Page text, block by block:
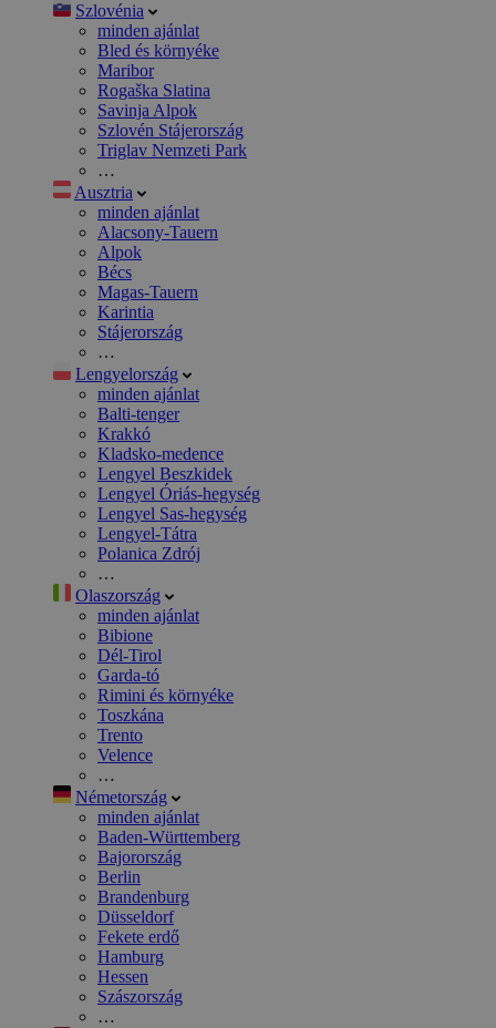
Szlovénia
minden ajánlat
Bled és környéke
Maribor
Rogaška Slatina
Savinja Alpok
Szlovén Stájerország
Triglav Nemzeti Park
…
Ausztria
minden ajánlat
Alacsony-Tauern
Alpok
Bécs
Magas-Tauern
Karintia
Stájerország
…
Lengyelország
minden ajánlat
Balti-tenger
Krakkó
Kladsko-medence
Lengyel Beszkidek
Lengyel Óriás-hegység
Lengyel Sas-hegység
Lengyel-Tátra
Polanica Zdrój
…
Olaszország
minden ajánlat
Bibione
Dél-Tirol
Garda-tó
Rimini és környéke
Toszkána
Trento
Velence
…
Németország
minden ajánlat
Baden-Württemberg
Bajorország
Berlin
Brandenburg
Düsseldorf
Fekete erdő
Hamburg
Hessen
Szászország
…